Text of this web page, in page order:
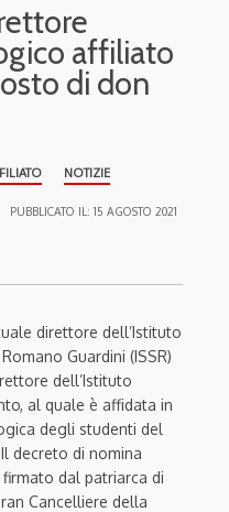
affiliato
di don
NOTIZIE
PUBBLICATO IL: 15 AGOSTO 2021
direttore dell’Istituto
Guardini (ISSR)
dell’Istituto
al quale è affidata in
degli studenti del
decreto di nomina
dal patriarca di
Cancelliere della